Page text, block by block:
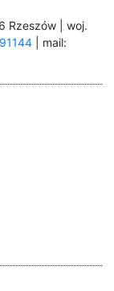
Rzeszów | woj.
| mail: